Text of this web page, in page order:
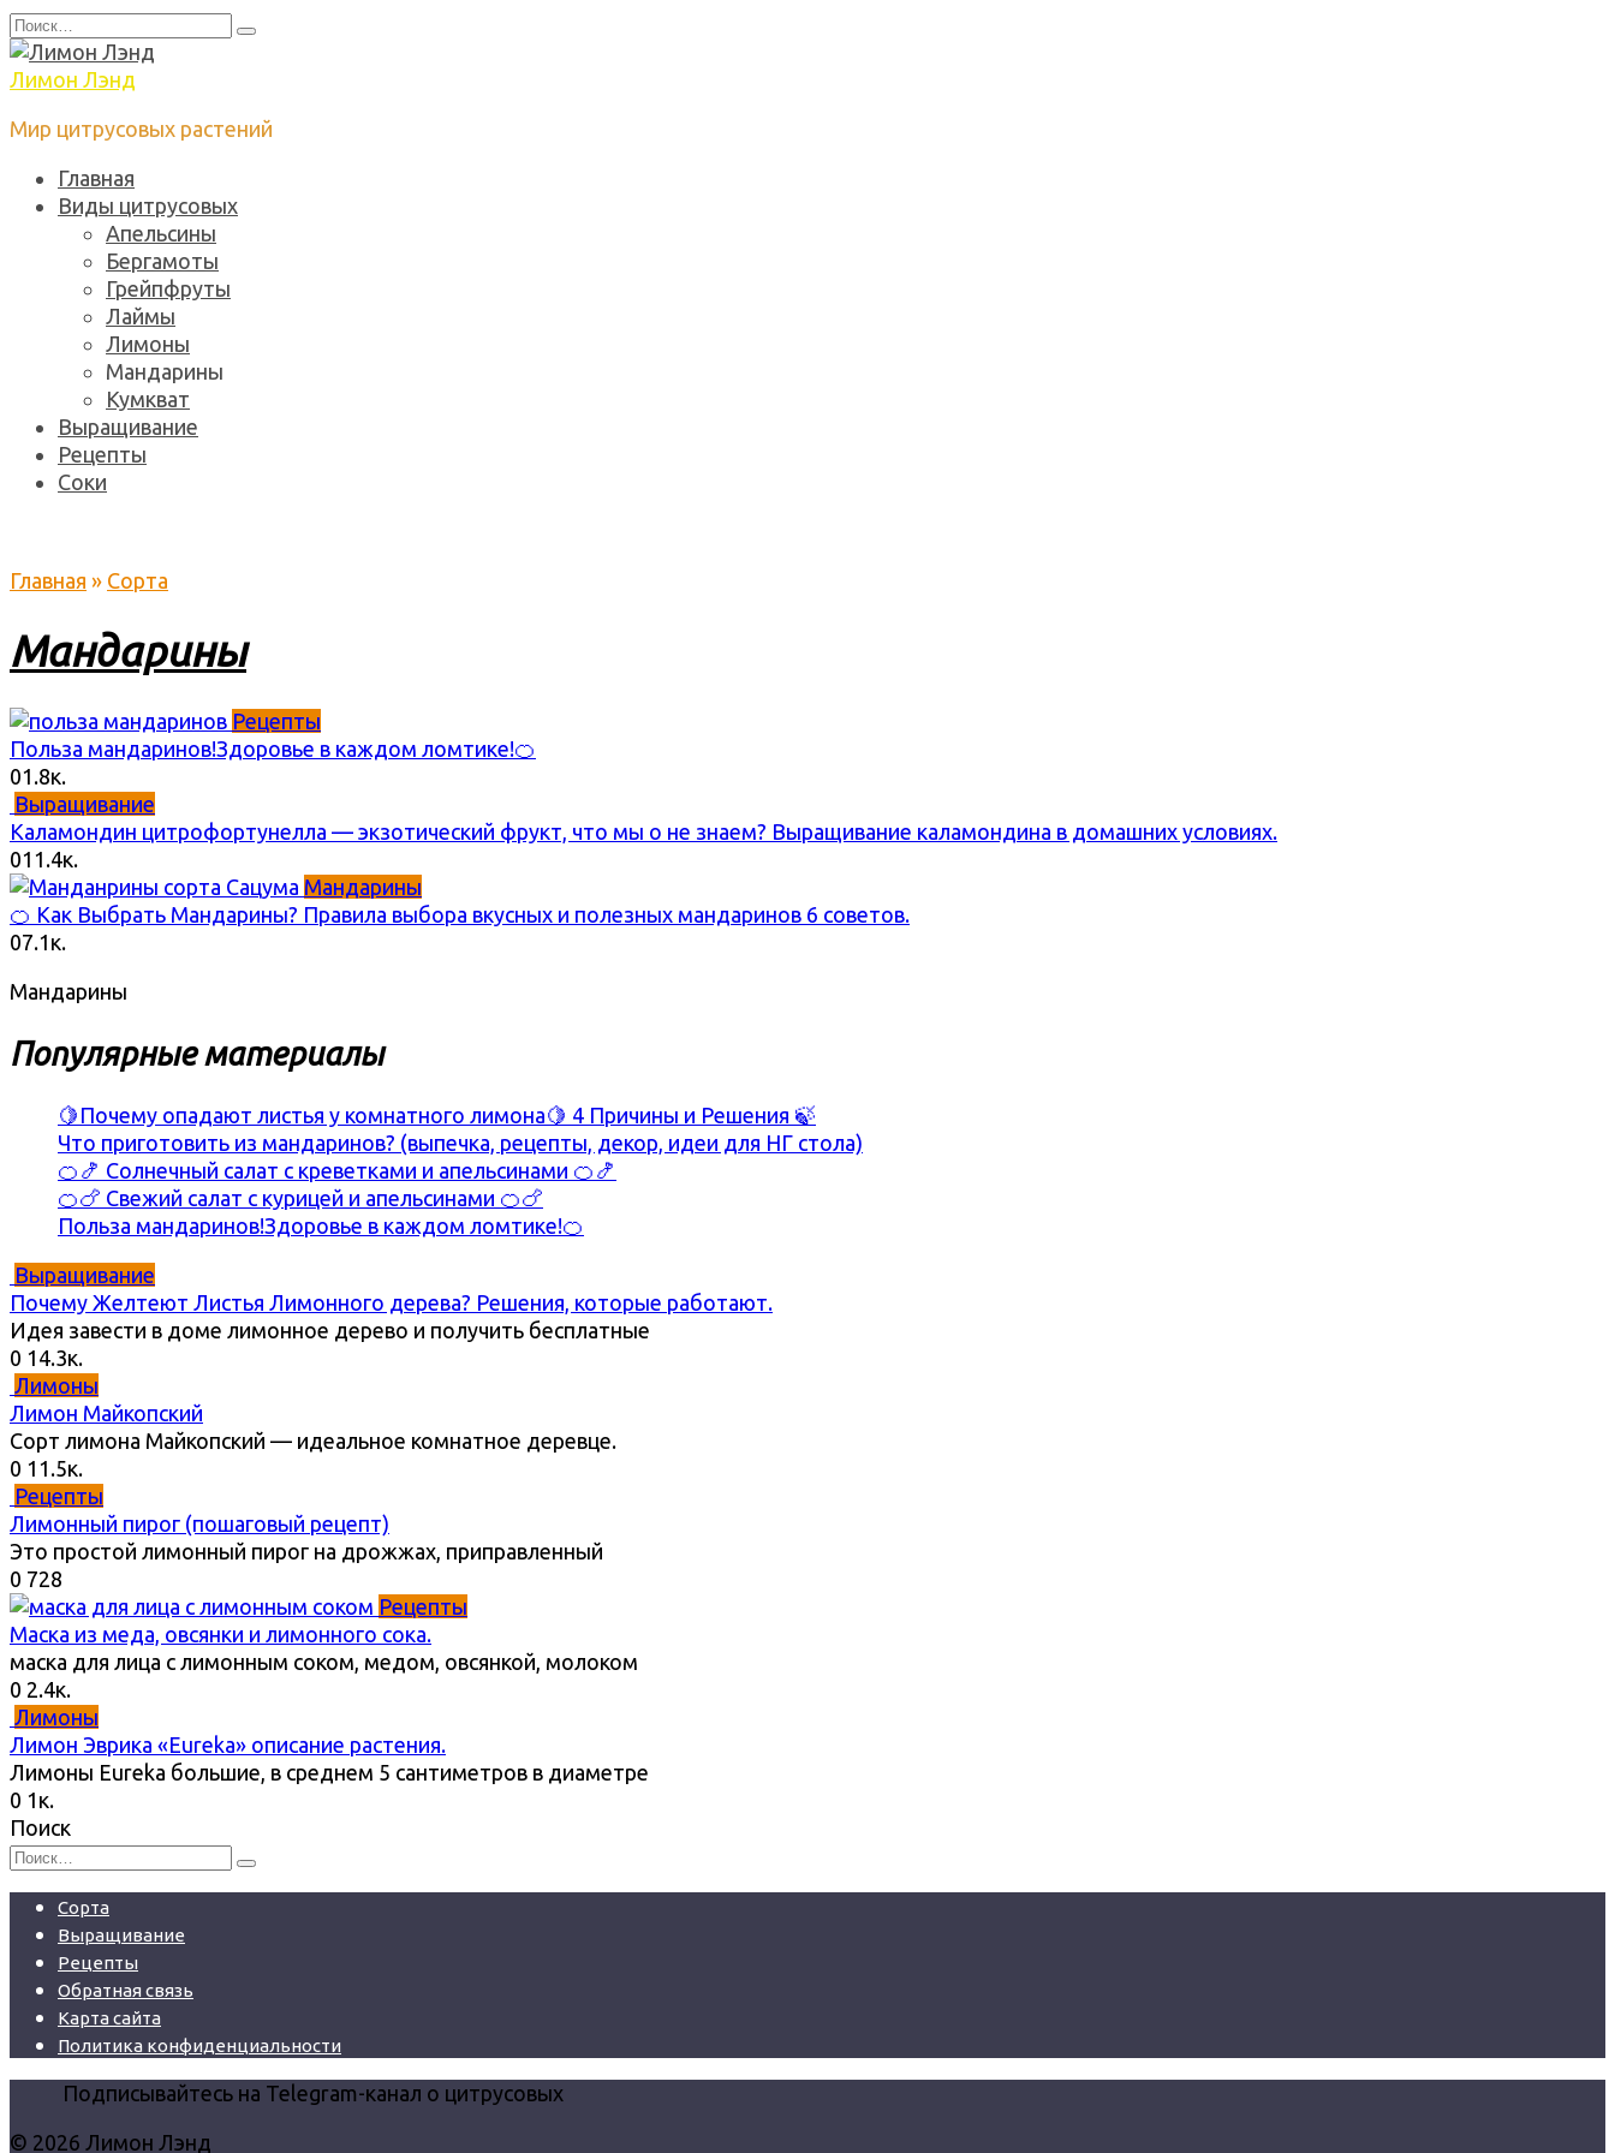
Перейти
к
содержанию
Search
for:
Лимон Лэнд
Мир цитрусовых растений
Главная
Виды цитрусовых
Апельсины
Бергамоты
Грейпфруты
Лаймы
Лимоны
Мандарины
Кумкват
Выращивание
Рецепты
Соки
Главная » Сорта
Мандарины
Рецепты
Польза мандаринов!Здоровье в каждом ломтике!🍊
01.8к.
Выращивание
Каламондин цитрофортунелла — экзотический фрукт, что мы о не знаем? Выращивание каламондина в домашних условиях.
011.4к.
Мандарины
🍊 Как Выбрать Мандарины? Правила выбора вкусных и полезных мандаринов 6 советов.
07.1к.
Мандарины
Популярные материалы
🍋Почему опадают листья у комнатного лимона🍋 4 Причины и Решения 🍃
Что приготовить из мандаринов? (выпечка, рецепты, декор, идеи для НГ стола)
🍊🍤 Солнечный салат с креветками и апельсинами 🍊🍤
🍊🍗 Свежий салат с курицей и апельсинами 🍊🍗
Польза мандаринов!Здоровье в каждом ломтике!🍊
Выращивание
Почему Желтеют Листья Лимонного дерева? Решения, которые работают.
Идея завести в доме лимонное дерево и получить бесплатные
0 14.3к.
Лимоны
Лимон Майкопский
Сорт лимона Майкопский — идеальное комнатное деревце.
0 11.5к.
Рецепты
Лимонный пирог (пошаговый рецепт)
Это простой лимонный пирог на дрожжах, приправленный
0 728
Рецепты
Маска из меда, овсянки и лимонного сока.
маска для лица с лимонным соком, медом, овсянкой, молоком
0 2.4к.
Лимоны
Лимон Эврика «Eureka» описание растения.
Лимоны Eureka большие, в среднем 5 сантиметров в диаметре
0 1к.
Поиск
Search
Сорта
Выращивание
Рецепты
Обратная связь
Карта сайта
Политика конфиденциальности
Подписывайтесь на Telegram-канал о цитрусовых
© 2026 Лимон Лэнд